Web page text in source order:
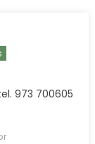
973 700605